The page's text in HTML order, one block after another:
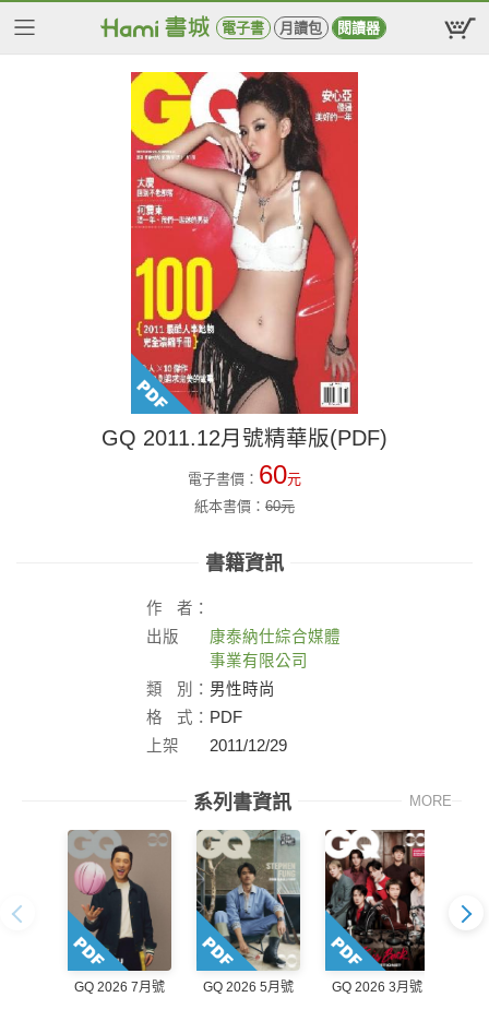
電子書 月讀包 閱讀器
GQ 2011.12月號精華版(PDF)
電子書價： 60元
紙本書價： 60元
書籍資訊
作
者：
出版
康泰納仕綜合媒體
事業有限公司
類
別： 男性時尚
格
式： PDF
上架
2011/12/29
系列書資訊 MORE
GQ 2026 7月號 GQ 2026 5月號 GQ 2026 3月號